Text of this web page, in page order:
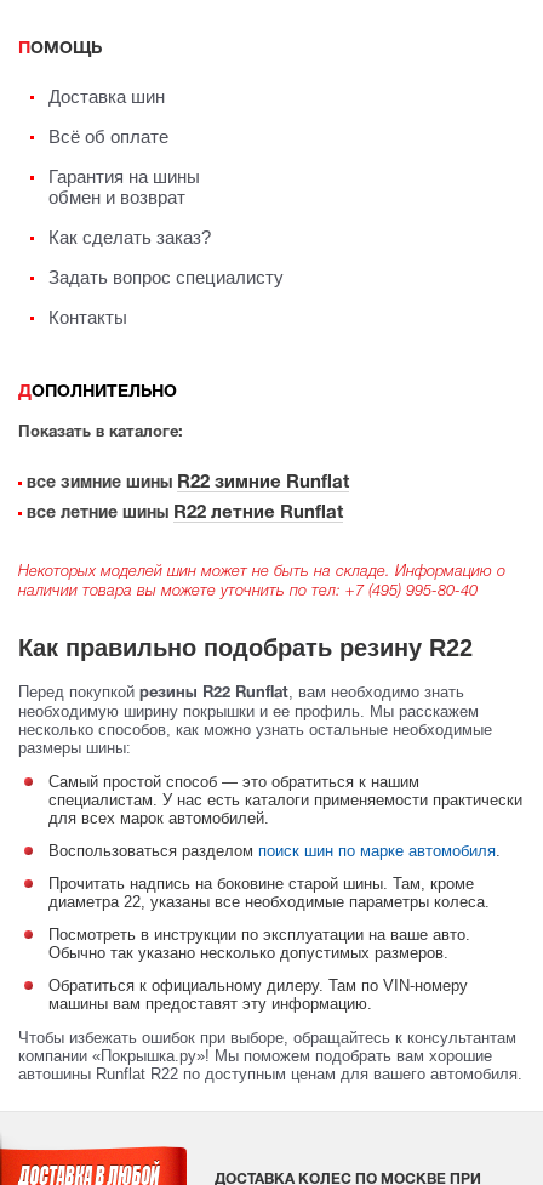
ПОМОЩЬ
Доставка шин
Всё об оплате
Гарантия на шины
обмен и возврат
Как сделать заказ?
Задать вопрос специалисту
Контакты
ДОПОЛНИТЕЛЬНО
Показать в каталоге:
все зимние шины R22 зимние Runflat
все летние шины R22 летние Runflat
Некоторых моделей шин может не быть на складе. Информацию о
наличии товара вы можете уточнить по тел: +7 (495) 995-80-40
Как правильно подобрать резину R22
Перед покупкой резины R22 Runflat
, вам необходимо знать
необходимую ширину покрышки и ее профиль. Мы расскажем
несколько способов, как можно узнать остальные необходимые
размеры шины:
Самый простой способ — это обратиться к нашим
специалистам. У нас есть каталоги применяемости практически
для всех марок автомобилей.
Воспользоваться разделом поиск шин по марке автомобиля
Прочитать надпись на боковине старой шины. Там, кроме
диаметра 22, указаны все необходимые параметры колеса.
Посмотреть в инструкции по эксплуатации на ваше авто.
Обычно так указано несколько допустимых размеров.
Обратиться к официальному дилеру. Там по VIN-номеру
машины вам предоставят эту информацию.
Чтобы избежать ошибок при выборе, обращайтесь к консультантам
компании «Покрышка.ру»! Мы поможем подобрать вам хорошие
автошины Runflat R22 по доступным ценам для вашего автомобиля.
ДОСТАВКА КОЛЕС ПО МОСКВЕ ПРИ